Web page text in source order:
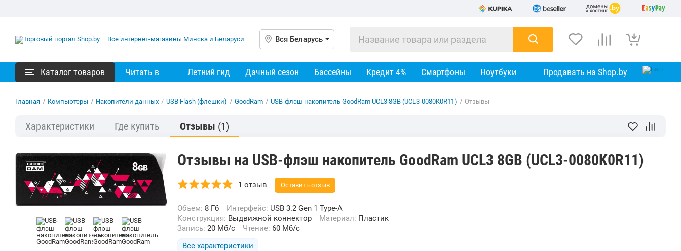
Вся Беларусь
Каталог товаров Читать в Летний гид Дачный сезон Бассейны Кредит 4% Смартфоны Ноутбуки Продавать на Shop.by
Главная / Компьютеры / Накопители данных / USB Flash (флешки) / GoodRam / USB-флэш накопитель GoodRam UCL3 8GB (UCL3-0080K0R11) / Отзывы
Характеристики Где купить Отзывы (1)
Отзывы на USB-флэш накопитель GoodRam UCL3 8GB (UCL3-0080K0R11)
1 отзыв Оставить отзыв
Объем: 8 Гб Интерфейс: USB 3.2 Gen 1 Type-A
Конструкция: Выдвижной коннектор Материал: Пластик
Запись: 20 Мб/с Чтение: 60 Мб/с
Все характеристики